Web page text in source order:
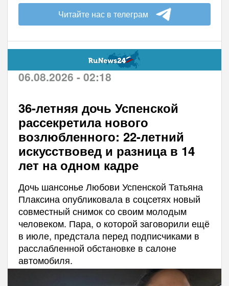
Читайте нас в телеграм
06.08.2026 - 02:18
36-летняя дочь Успенской
рассекретила нового
возлюбленного: 22-летний
искусствовед и разница в 14
лет на одном кадре
Дочь шансонье Любови Успенской Татьяна
Плаксина опубликовала в соцсетях новый
совместный снимок со своим молодым
человеком. Пара, о которой заговорили ещё
в июле, предстала перед подписчиками в
расслабленной обстановке в салоне
автомобиля.